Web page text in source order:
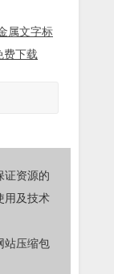
属文字标
费下载
证资源的
用及技术
站压缩包